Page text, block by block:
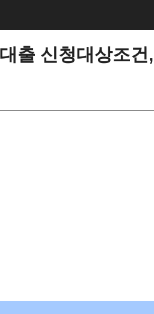
출 신청대상조